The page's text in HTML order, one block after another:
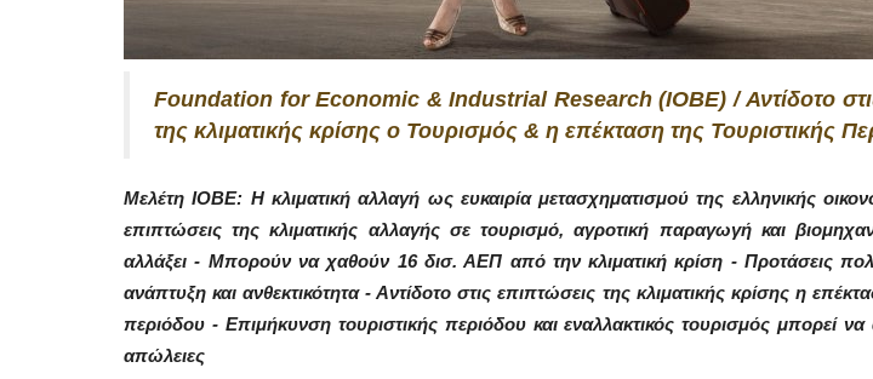
Foundation for Economic & Industrial Research (IOBE) / Αντίδοτο
της κλιματικής κρίσης ο Τουρισμός & η επέκταση της Τουριστικής
Μελέτη ΙΟΒΕ: Η κλιματική αλλαγή ως ευκαιρία μετασχηματισμού της ελληνικής
επιπτώσεις της κλιματικής αλλαγής σε τουρισμό, αγροτική παραγωγή και
αλλάξει - Μπορούν να χαθούν 16 δισ. ΑΕΠ από την κλιματική κρίση - Προτάσεις
ανάπτυξη και ανθεκτικότητα - Αντίδοτο στις επιπτώσεις της κλιματικής κρίσης η
περιόδου - Επιμήκυνση τουριστικής περιόδου και εναλλακτικός τουρισμός μπορεί να
απώλειες